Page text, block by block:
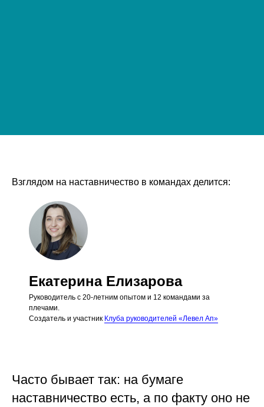
Взглядом на наставничество в командах делится:
Екатерина Елизарова
Руководитель с 20-летним опытом и 12 командами за
плечами.
Создатель и участник Клуба руководителей «Левел Ап»
Часто бывает так: на бумаге
наставничество есть, а по факту оно не